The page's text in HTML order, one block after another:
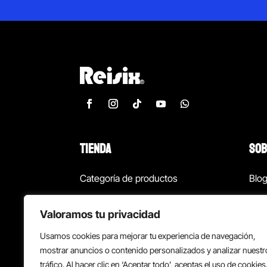
Valoramos tu privacidad
Usamos cookies para mejorar tu experiencia de navegación,
mostrar anuncios o contenido personalizados y analizar
tráfico. Al hacer clic en ‘Aceptar todo’, aceptas el uso de cookies.
TIENDA
Categoría de productos
¡Las mejores ofertas!
Back to school
Blog